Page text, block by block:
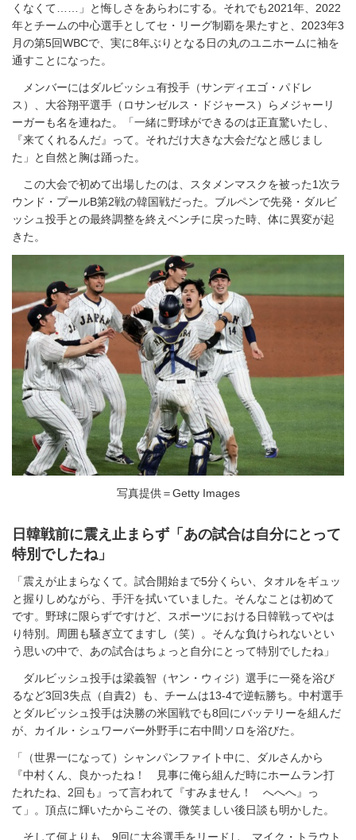
くなくて……」と悔しさをあらわにする。それでも2021年、2022
年とチームの中心選手としてセ・リーグ制覇を果たすと、2023年3
月の第5回WBCで、実に8年ぶりとなる日の丸のユニホームに袖を
通すことになった。
メンバーにはダルビッシュ有投手（サンディエゴ・パドレ
ス）、大谷翔平選手（ロサンゼルス・ドジャース）らメジャーリ
ーガーも名を連ねた。「一緒に野球ができるのは正直驚いたし、
『来てくれるんだ』って。それだけ大きな大会だなと感じまし
た」と自然と胸は踊った。
この大会で初めて出場したのは、スタメンマスクを被った1次ラ
ウンド・プールB第2戦の韓国戦だった。ブルペンで先発・ダルビ
ッシュ投手との最終調整を終えベンチに戻った時、体に異変が起
きた。
写真提供＝Getty Images
日韓戦前に震え止まらず「あの試合は自分にとって
特別でしたね」
「震えが止まらなくて。試合開始まで5分くらい、タオルをギュッ
と握りしめながら、手汗を拭いていました。そんなことは初めて
です。野球に限らずですけど、スポーツにおける日韓戦ってやは
り特別。周囲も騒ぎ立てますし（笑）。そんな負けられないとい
う思いの中で、あの試合はちょっと自分にとって特別でしたね」
ダルビッシュ投手は梁義智（ヤン・ウィジ）選手に一発を浴び
るなど3回3失点（自責2）も、チームは13-4で逆転勝ち。中村選手
とダルビッシュ投手は決勝の米国戦でも8回にバッテリーを組んだ
が、カイル・シュワーバー外野手に右中間ソロを浴びた。
「（世界一になって）シャンパンファイト中に、ダルさんから
『中村くん、良かったね！ 見事に俺ら組んだ時にホームラン打
たれたね、2回も』って言われて『すみません！ へへへ』っ
て」。頂点に輝いたからこその、微笑ましい後日談も明かした。
そして何よりも、9回に大谷選手をリードし、マイク・トラウト